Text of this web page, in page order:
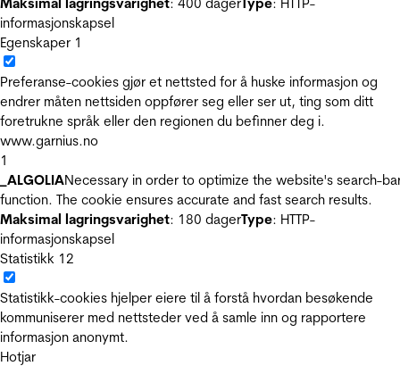
informasjonskapsel
Egenskaper 1
Preferanse-cookies gjør et nettsted for å huske informasjon og
endrer måten nettsiden oppfører seg eller ser ut, ting som ditt
foretrukne språk eller den regionen du befinner deg i.
www.garnius.no
1
_ALGOLIANecessary in order to optimize the website's search-
function. The cookie ensures accurate and fast search results.
Maksimal lagringsvarighet: 180 dagerType: HTTP-
informasjonskapsel
Statistikk 12
Statistikk-cookies hjelper eiere til å forstå hvordan besøkende
kommuniserer med nettsteder ved å samle inn og rapportere
informasjon anonymt.
Hotjar